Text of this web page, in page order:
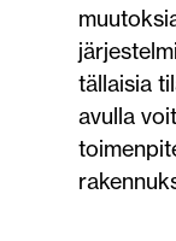
tällaisia
avulla